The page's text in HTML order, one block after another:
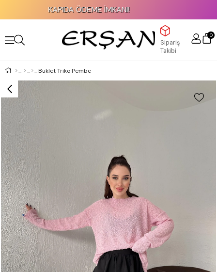
KAPIDA ÖDEME İMKANI!
Sipariş
Takibi
0
Buklet Triko Pembe